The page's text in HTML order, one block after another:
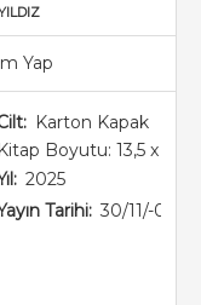
Karton Kapak
Kitap Boyutu: 13,5 x 21
2025
Tarihi: 30/11/-0001
Yap